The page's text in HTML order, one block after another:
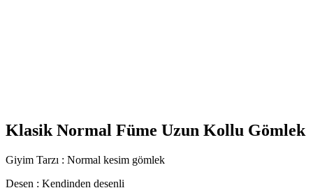
Klasik Normal Füme Uzun Kollu Gömlek
Giyim Tarzı : Normal kesim gömlek
Desen : Kendinden desenli